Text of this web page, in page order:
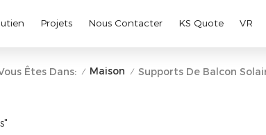
Projets Nous Contacter KS Quote VR
Êtes Dans: / Maison / Supports De Balcon